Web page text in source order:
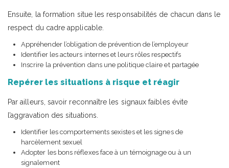
Ensuite, la formation situe les responsabilités de chacun dans le
respect du cadre applicable.
Appréhender l’obligation de prévention de l’employeur
Identifier les acteurs internes et leurs rôles respectifs
Inscrire la prévention dans une politique claire et partagée
Repérer les situations à risque et réagir
Par ailleurs, savoir reconnaître les signaux faibles évite
l’aggravation des situations.
Identifier les comportements sexistes et les signes de
harcèlement sexuel
Adopter les bons réflexes face à un témoignage ou à un
signalement